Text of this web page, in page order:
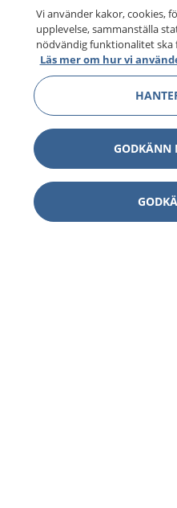
Vi använder kakor, cookies,
upplevelse, sammanställa
nödvändig funktionalitet ska
Läs mer om hur vi
GODKÄNN